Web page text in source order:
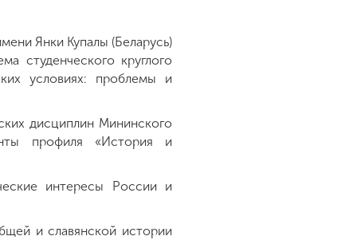
Янки Купалы (Беларусь)
студенческого круглого
условиях: проблемы и
дисциплин Мининского
профиля «История и
интересы России и
и славянской истории